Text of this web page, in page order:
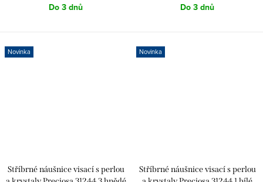
Do 3 dnů Do 3 dnů
Novinka
Stříbrné náušnice visací s perlou
Novinka
Stříbrné náušnice visací s perlou